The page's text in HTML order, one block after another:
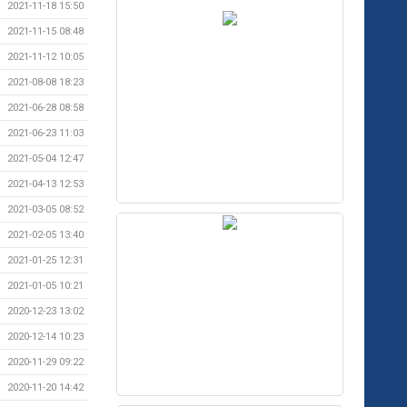
2021-11-18 15:50
2021-11-15 08:48
2021-11-12 10:05
2021-08-08 18:23
2021-06-28 08:58
2021-06-23 11:03
2021-05-04 12:47
2021-04-13 12:53
2021-03-05 08:52
2021-02-05 13:40
2021-01-25 12:31
2021-01-05 10:21
2020-12-23 13:02
2020-12-14 10:23
2020-11-29 09:22
2020-11-20 14:42